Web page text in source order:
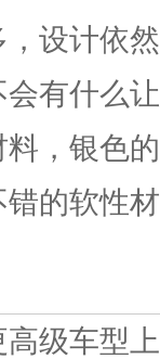
设计依
有什么
，银色
的软性
级车型